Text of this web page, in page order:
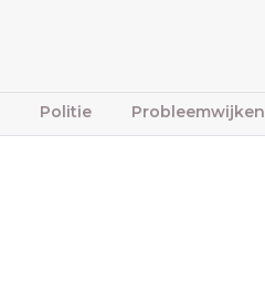
Politie Probleemwijken